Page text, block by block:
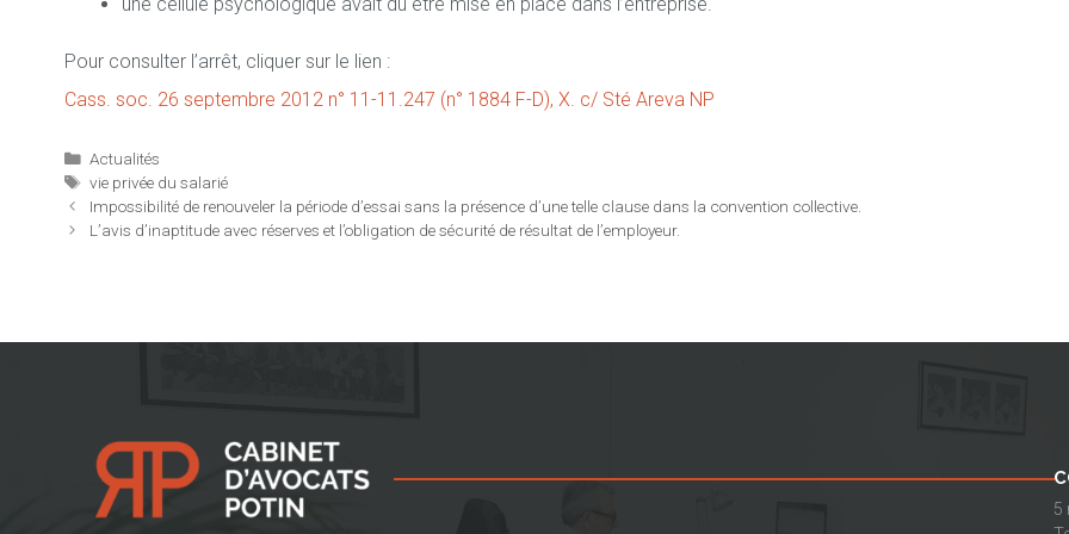
Pour consulter l’arrêt, cliquer sur le lien :
Cass. soc. 26 septembre 2012 n° 11-11.247 (n° 1884 F-D), X. c/ Sté Areva NP
Catégories
Actualités
Étiquettes
vie privée du salarié
Impossibilité de renouveler la période d’essai sans la présence d’une telle clause dans la convention collective.
L’avis d’inaptitude avec réserves et l’obligation de sécurité de résultat de l’employeur.
5